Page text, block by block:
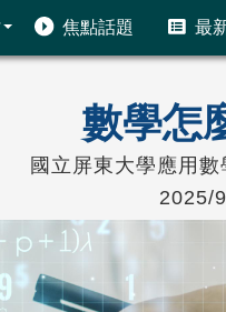
焦點話題 最
數學怎
國立屏東大學應用
2025/